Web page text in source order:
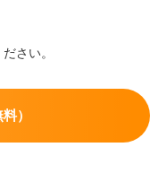
さい。